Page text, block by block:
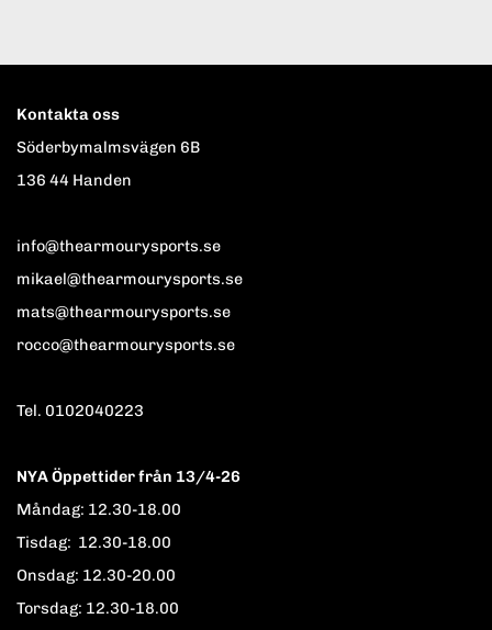
Kontakta oss
Söderbymalmsvägen 6B
136 44 Handen
info@thearmourysports.se
mikael@thearmourysports.se
mats@thearmourysports.se
rocco@thearmourysports.se
Tel. 0102040223
NYA Öppettider från 13/4-26
Måndag: 12.30-18.00
Tisdag: 12.30-18.00
Onsdag: 12.30-20.00
Torsdag: 12.30-18.00